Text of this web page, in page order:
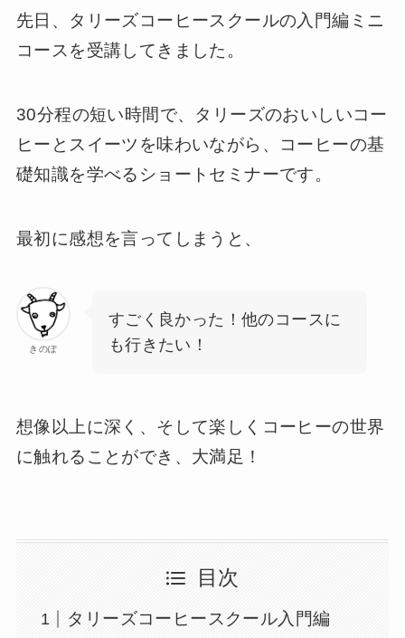
先日、タリーズコーヒースクールの入門編ミニ
コースを受講してきました。
30分程の短い時間で、タリーズのおいしいコー
ヒーとスイーツを味わいながら、コーヒーの基
礎知識を学べるショートセミナーです。
最初に感想を言ってしまうと、
きのぽ
すごく良かった！他のコースに
も行きたい！
想像以上に深く、そして楽しくコーヒーの世界
に触れることができ、大満足！
目次
タリーズコーヒースクール入門編